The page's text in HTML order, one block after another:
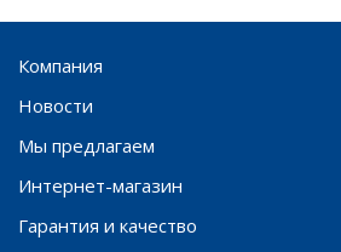
Компания
Новости
Мы предлагаем
Интернет-магазин
Гарантия и качество